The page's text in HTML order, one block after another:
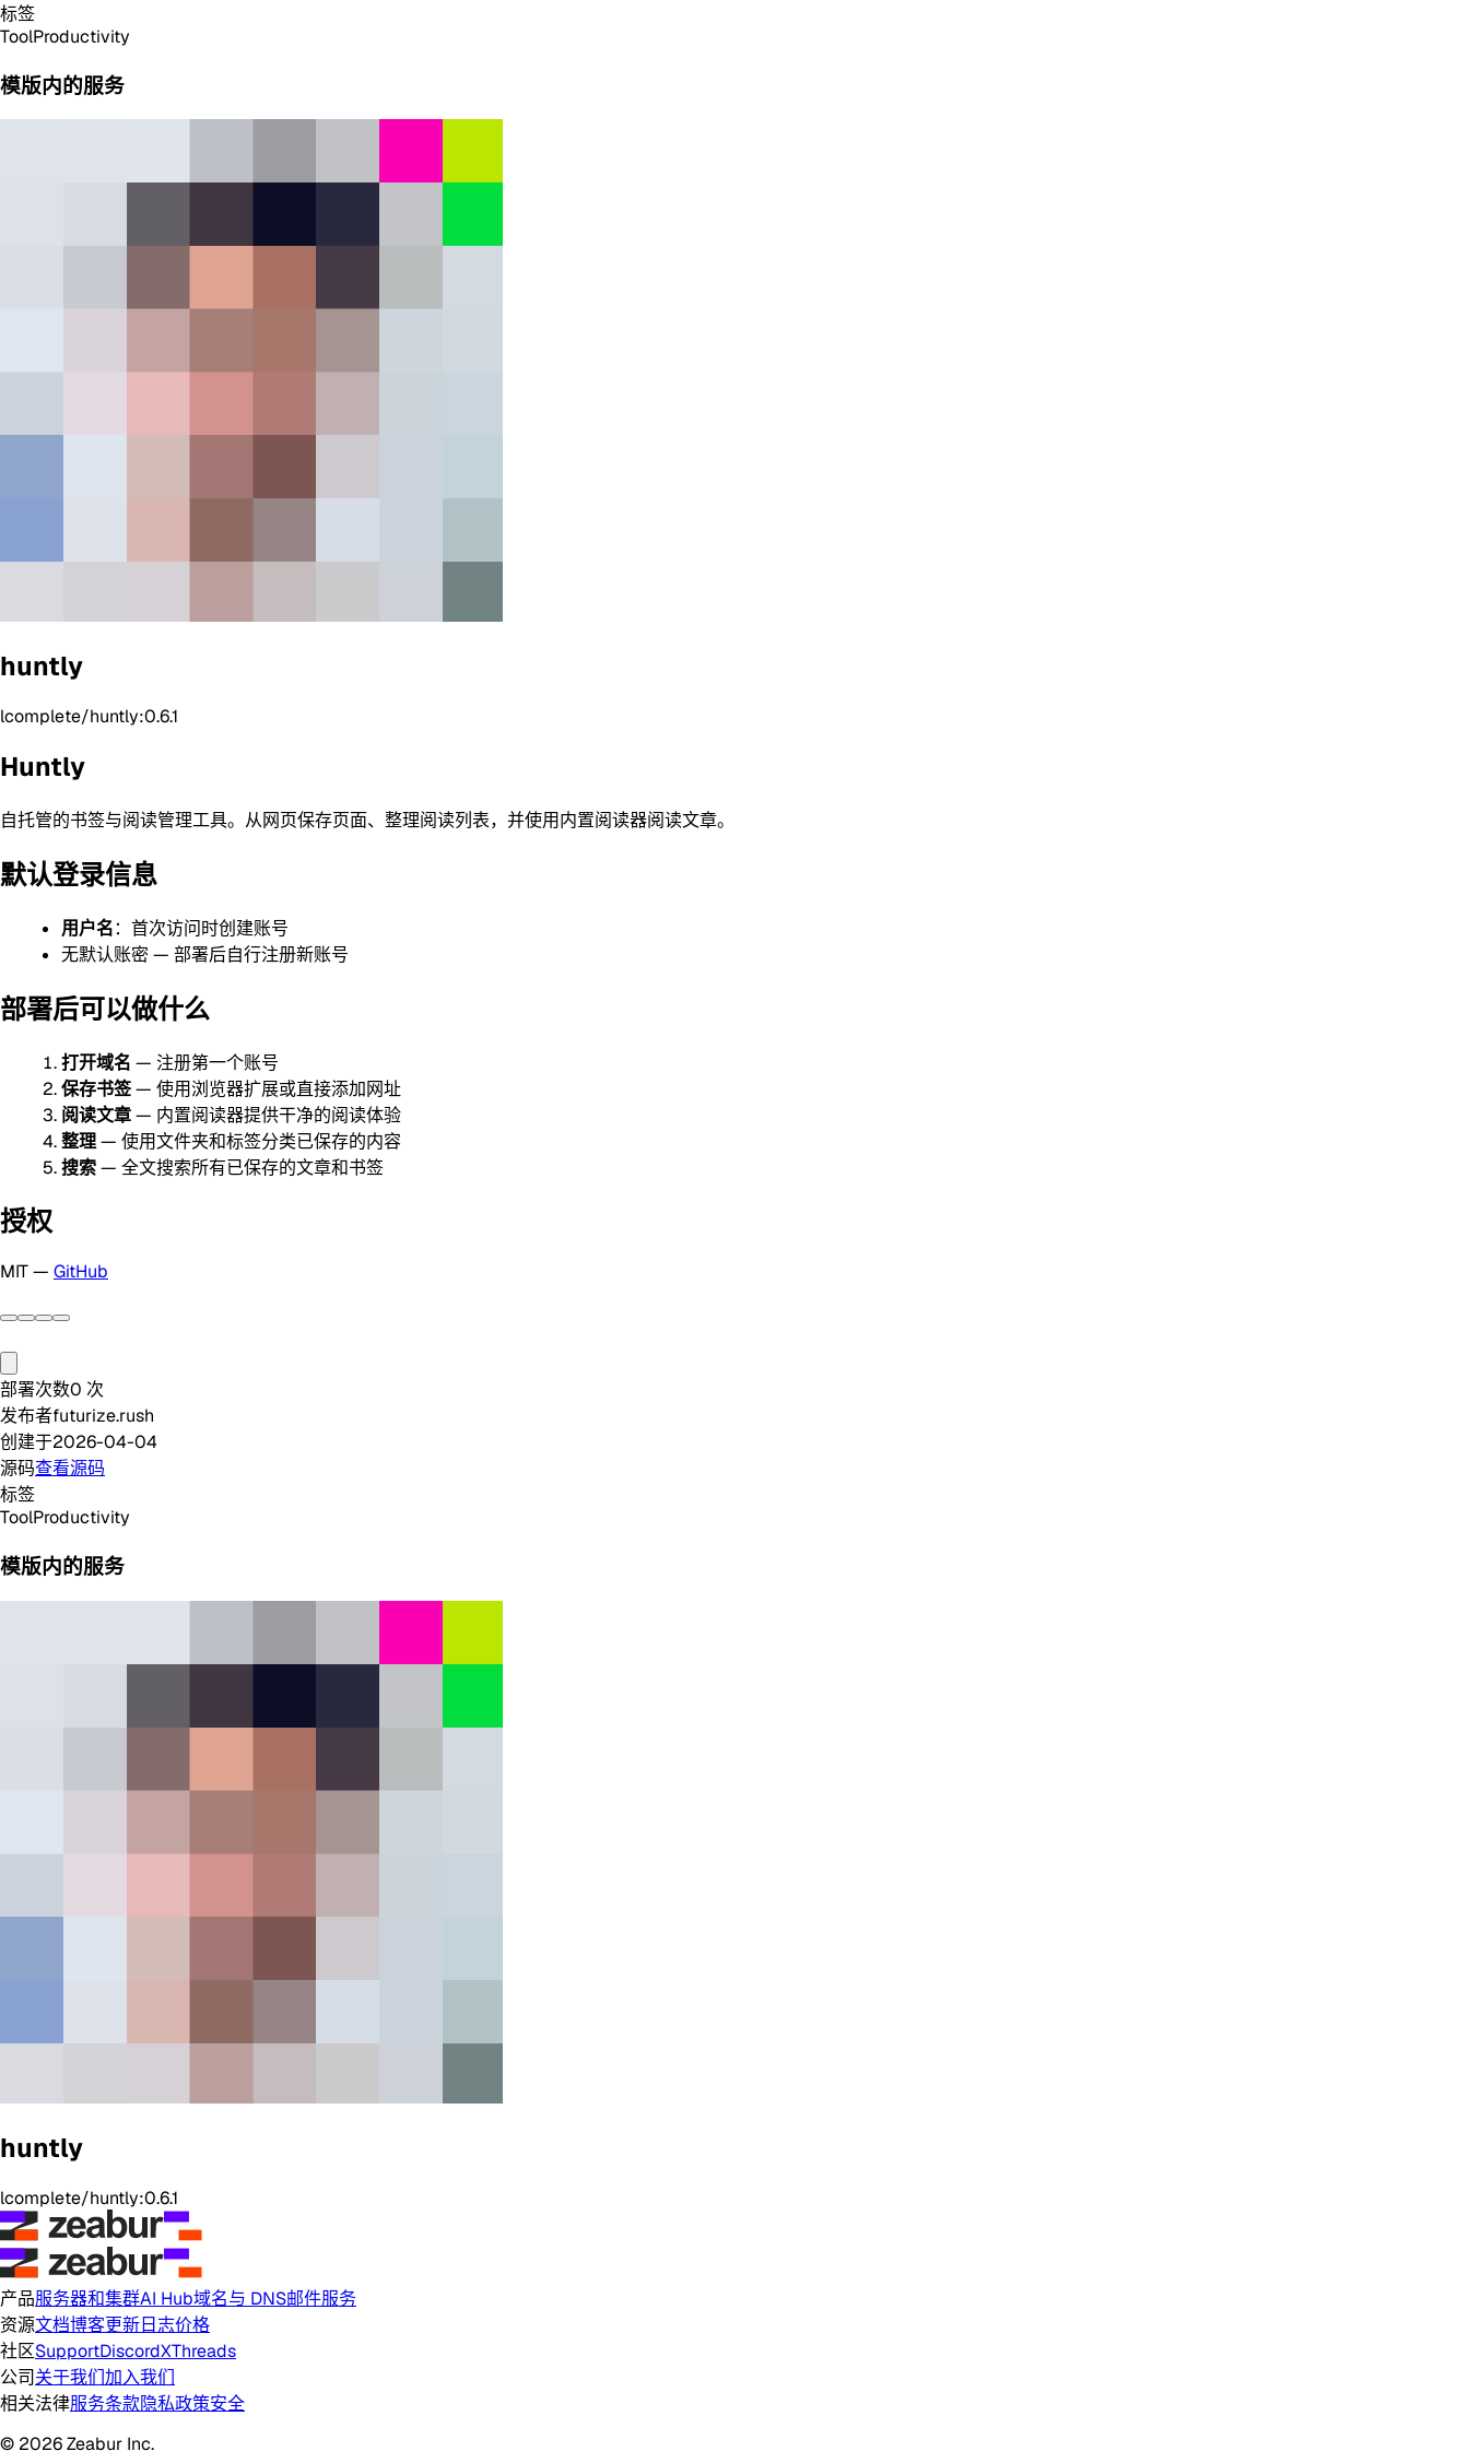
标签
ToolProductivity
模版内的服务
huntly
lcomplete/huntly:0.6.1
Huntly
自托管的书签与阅读管理工具。从网页保存页面、整理阅读列表，并使用内置阅读器阅读文章。
默认登录信息
用户名：首次访问时创建账号
无默认账密 — 部署后自行注册新账号
部署后可以做什么
打开域名 — 注册第一个账号
保存书签— 使用浏览器扩展或直接添加网址
阅读文章— 内置阅读器提供干净的阅读体验
整理— 使用文件夹和标签分类已保存的内容
搜索— 全文搜索所有已保存的文章和书签
授权
MIT — GitHub
部署次数0 次
发布者futurize.rush
创建于2026-04-04
源码查看源码
标签
ToolProductivity
模版内的服务
huntly
lcomplete/huntly:0.6.1
产品服务器和集群AI Hub域名与 DNS邮件服务
资源文档博客更新日志价格
社区SupportDiscordXThreads
公司关于我们加入我们
相关法律服务条款隐私政策安全
© 2026 Zeabur Inc.